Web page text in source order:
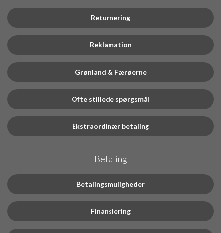
Returnering
Reklamation
Grønland & Færøerne
Ofte stillede spørgsmål
Ekstraordinær betaling
Betaling
Betalingsmuligheder
Finansiering